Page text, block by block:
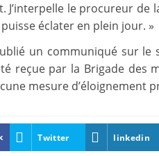
J’interpelle le procureur
éclater en plein jour. »
un communiqué sur
reçue par la Brigade des
mesure d’éloignement
Twitter linkedin